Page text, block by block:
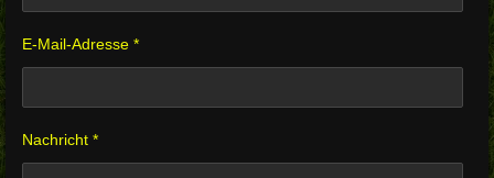
E-Mail-Adresse *
Nachricht *